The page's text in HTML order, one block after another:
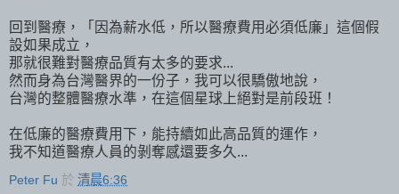
回到醫療，「因為薪水低，所以醫療費用必須低廉」這個假
設如果成立，
那就很難對醫療品質有太多的要求...
然而身為台灣醫界的一份子，我可以很驕傲地說，
台灣的整體醫療水準，在這個星球上絕對是前段班！
在低廉的醫療費用下，能持續如此高品質的運作，
我不知道醫療人員的剝奪感還要多久...
Peter Fu 於 清晨6:36